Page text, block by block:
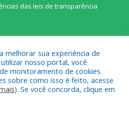
das leis de transparência
a Câmara Municipal de Prainha.
Administrativa
melhorar sua experiência de
nosso portal, você
monitoramento de cookies.
sobre como isso é feito, acesse
). Se você concorda, clique em